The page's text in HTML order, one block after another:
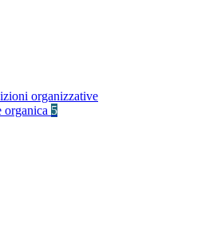
organizzative
organica 5